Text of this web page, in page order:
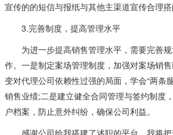
宣传的的短信与报纸与其他主渠道宣传合理搭
3.完善制度，提高管理水平
为进一步提高销售管理水平，需要完善规
作。一是制定案场管理制度，加强对案场销
变对代理公司依赖性过强的局面，学会“两条
销售业绩;二是建立健全合同管理与签约制度
户档案，防止意外纠纷，确保公司利益。
感谢公司给我搭建了述职的平台，我将把